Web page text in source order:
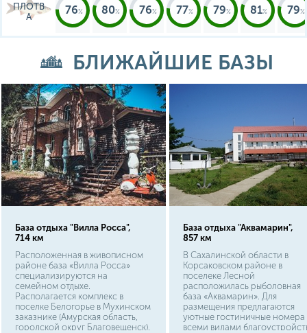
ПЛОТВ
А
76 80 76 77 79 81 79
БЛИЖАЙШИЕ БАЗЫ
База отдыха "Вилла Росса",
714 км
Расположенная в живописном
районе база «Вилла Росса»
специализируются на
семейном отдыхе.
Располагается комплекс в
поселке Белогорье в Мухинском
заказнике (Амурская область,
городской округ Благовещенск).
База отдыха "Аквамарин",
857 км
В Сахалинской области в
Корсаковском районе в
поселеке Лесной
расположилась рыболовная
база «Аквамарин». Для
размещения предлагаются
уютные гостиничные номера
всеми видами